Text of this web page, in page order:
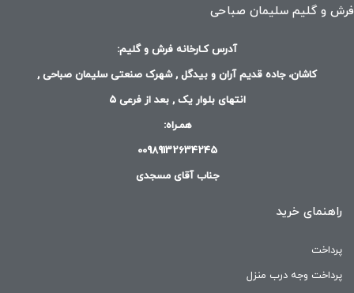
فرش و گلیم سلیمان صباحی
آدرس کـارخانه فرش و گلیم:
کاشان، جاده قدیم آران و بیدگل , شهرک صنعتی سلیمان صباحی ,
انتهای بلوار یک , بعد از فرعی 5
همـراه:
00989132634245
جناب آقای مسجدی
راهنمای خرید
پرداخت
پرداخت وجه درب منزل